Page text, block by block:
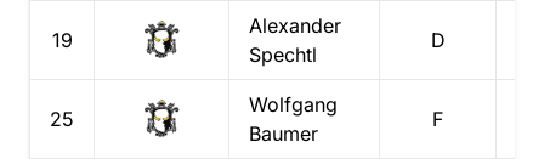
19
Alexander
Spechtl
D
25
Wolfgang
Baumer
F